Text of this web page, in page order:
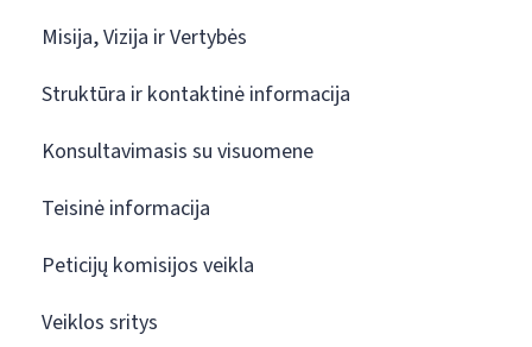
Misija, Vizija ir Vertybės
Struktūra ir kontaktinė informacija
Konsultavimasis su visuomene
Teisinė informacija
Peticijų komisijos veikla
Veiklos sritys